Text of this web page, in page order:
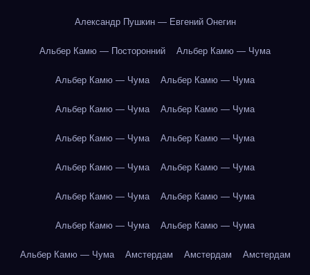
Александр Пушкин — Евгений Онегин
Альбер Камю — Посторонний Альбер Камю — Чума
Альбер Камю — Чума Альбер Камю — Чума
Альбер Камю — Чума Альбер Камю — Чума
Альбер Камю — Чума Альбер Камю — Чума
Альбер Камю — Чума Альбер Камю — Чума
Альбер Камю — Чума Альбер Камю — Чума
Альбер Камю — Чума Альбер Камю — Чума
Альбер Камю — Чума Амстердам Амстердам Амстердам